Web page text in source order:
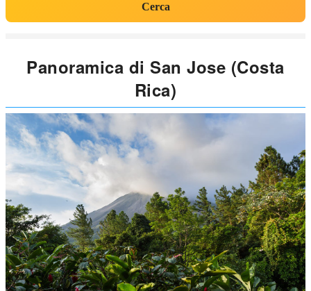
Cerca
Panoramica di San Jose (Costa
Rica)